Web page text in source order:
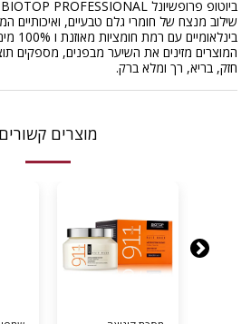
שילוב מנצח של חומרי גלם טבעיים, ואיכותיים
המוצרים מזינים את השיער מבפנים, מספקים
חזק, בריא, רך ומלא ברק.
מוצרים קשורים